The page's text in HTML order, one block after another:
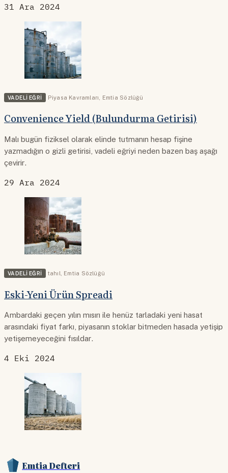
31 Ara 2024
VADELI EĞRI Piyasa Kavramları Emtia Sözlüğü
Convenience Yield (Bulundurma Getirisi)
Malı bugün fiziksel olarak elinde tutmanın hesap fişine
yazmadığın o gizli getirisi, vadeli eğriyi neden bazen baş aşağı
çevirir.
29 Ara 2024
VADELI EĞRI tahıl Emtia Sözlüğü
Eski-Yeni Ürün Spreadi
Ambardaki geçen yılın mısırı ile henüz tarladaki yeni hasat
arasındaki fiyat farkı, piyasanın stoklar bitmeden hasada yetişip
yetişemeyeceğini fısıldar.
4 Eki 2024
Emtia Defteri